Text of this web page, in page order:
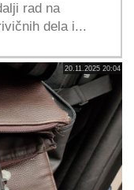
rad na
dela i...
20.11.2025 20:04